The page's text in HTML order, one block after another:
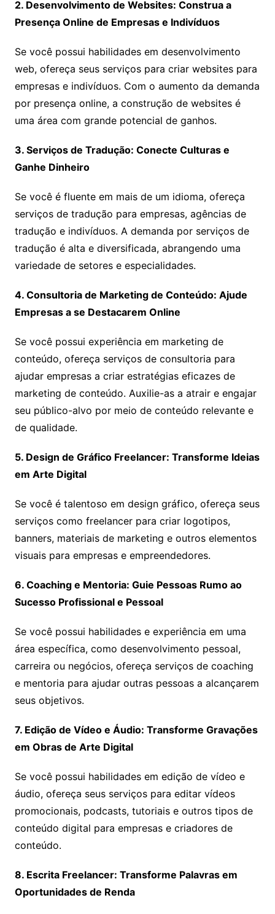
2. Desenvolvimento de Websites: Construa a
Presença Online de Empresas e Indivíduos
Se você possui habilidades em desenvolvimento
web, ofereça seus serviços para criar websites para
empresas e indivíduos. Com o aumento da demanda
por presença online, a construção de websites é
uma área com grande potencial de ganhos.
3. Serviços de Tradução: Conecte Culturas e
Ganhe Dinheiro
Se você é fluente em mais de um idioma, ofereça
serviços de tradução para empresas, agências de
tradução e indivíduos. A demanda por serviços de
tradução é alta e diversificada, abrangendo uma
variedade de setores e especialidades.
4. Consultoria de Marketing de Conteúdo: Ajude
Empresas a se Destacarem Online
Se você possui experiência em marketing de
conteúdo, ofereça serviços de consultoria para
ajudar empresas a criar estratégias eficazes de
marketing de conteúdo. Auxilie-as a atrair e engajar
seu público-alvo por meio de conteúdo relevante e
de qualidade.
5. Design de Gráfico Freelancer: Transforme Ideias
em Arte Digital
Se você é talentoso em design gráfico, ofereça seus
serviços como freelancer para criar logotipos,
banners, materiais de marketing e outros elementos
visuais para empresas e empreendedores.
6. Coaching e Mentoria: Guie Pessoas Rumo ao
Sucesso Profissional e Pessoal
Se você possui habilidades e experiência em uma
área específica, como desenvolvimento pessoal,
carreira ou negócios, ofereça serviços de coaching
e mentoria para ajudar outras pessoas a alcançarem
seus objetivos.
7. Edição de Vídeo e Áudio: Transforme Gravações
em Obras de Arte Digital
Se você possui habilidades em edição de vídeo e
áudio, ofereça seus serviços para editar vídeos
promocionais, podcasts, tutoriais e outros tipos de
conteúdo digital para empresas e criadores de
conteúdo.
8. Escrita Freelancer: Transforme Palavras em
Oportunidades de Renda